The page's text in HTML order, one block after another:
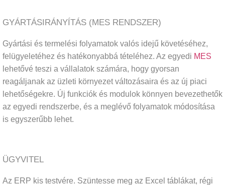
GYÁRTÁSIRÁNYÍTÁS (MES RENDSZER)
Gyártási és termelési folyamatok valós idejű követéséhez,
felügyeletéhez és hatékonyabbá tételéhez. Az egyedi MES
lehetővé teszi a vállalatok számára, hogy gyorsan
reagáljanak az üzleti környezet változásaira és az új piaci
lehetőségekre. Új funkciók és modulok könnyen bevezethetők
az egyedi rendszerbe, és a meglévő folyamatok módosítása
is egyszerűbb lehet.
ÜGYVITEL
Az ERP kis testvére. Szüntesse meg az Excel táblákat, régi